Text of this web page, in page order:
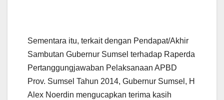
Sementara itu, terkait dengan Pendapat/Akhir
Sambutan Gubernur Sumsel terhadap Raperda
Pertanggungjawaban Pelaksanaan APBD
Prov. Sumsel Tahun 2014, Gubernur Sumsel, H
Alex Noerdin mengucapkan terima kasih